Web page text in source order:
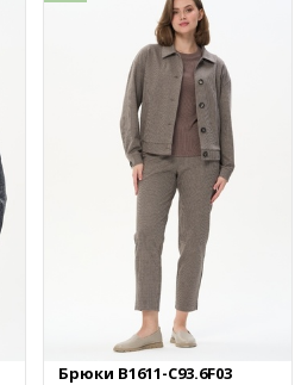
Брюки B1611-C93.6F03